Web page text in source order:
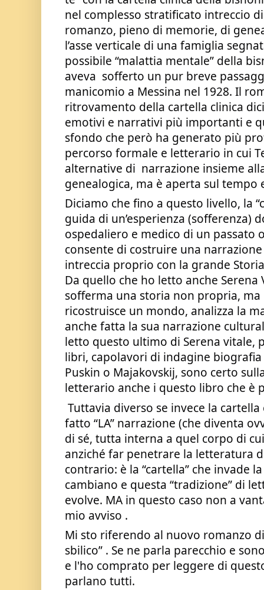
nel complesso stratificato intreccio
romanzo, pieno di memorie, di
l’asse verticale di una famiglia
possibile “malattia mentale” della
aveva  sofferto un pur breve
manicomio a Messina nel 1928. Il
ritrovamento della cartella clinica
emotivi e narrativi più importanti e
sfondo che però ha generato più
percorso formale e letterario in cui
alternative di  narrazione insieme
genealogica, ma è aperta sul
Diciamo che fino a questo livello, la
guida di un’esperienza (sofferenza)
ospedaliero e medico di un passato
consente di costruire una
intreccia proprio con la grande
Da quello che ho letto anche Serena
sofferma una storia non propria, ma
ricostruisce un mondo, analizza la
anche fatta la sua narrazione
letto questo ultimo di Serena vitale,
libri, capolavori di indagine
Puskin o Majakovskij, sono certo
letterario anche i questo libro che è
fatto “LA” narrazione (che diventa
di sé, tutta interna a quel corpo di
anziché far penetrare la letteratura
contrario: è la “cartella” che invade
cambiano e questa “tradizione” di
evolve. MA in questo caso non a
mio avviso .
Mi sto riferendo al nuovo romanzo
sbilico” . Se ne parla parecchio e
e l'ho comprato per leggere di
parlano tutti.